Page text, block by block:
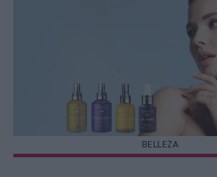
BELLEZA